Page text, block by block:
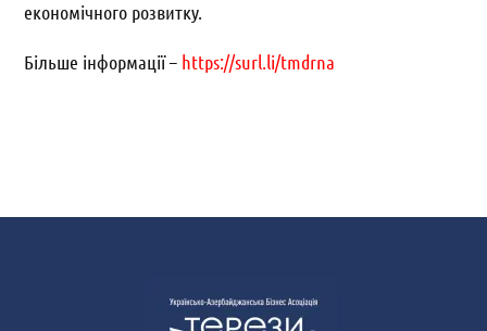
економічного розвитку.
Більше інформації – https://surl.li/tmdrna